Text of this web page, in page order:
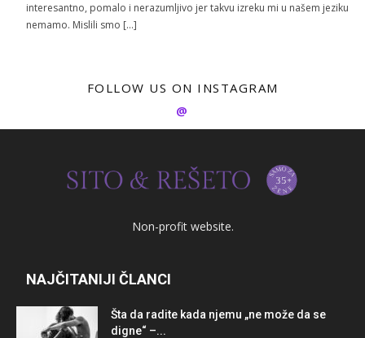
interesantno, pomalo i nerazumljivo jer takvu izreku mi u našem jeziku
nemamo. Mislili smo […]
FOLLOW US ON INSTAGRAM
@
Non-profit website.
NAJČITANIJI ČLANCI
Šta da radite kada njemu „ne može da se
digne“ –...